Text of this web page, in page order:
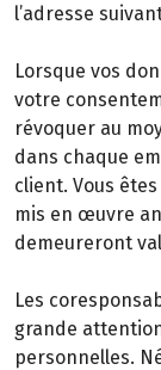
l’adresse
Lorsque vos
votre
révoquer au
dans chaque
client. Vous
mis en œuvre
demeureront
Les
grande
personnelles.